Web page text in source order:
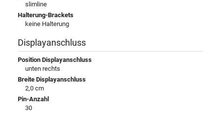
slimline
Halterung-Brackets
keine Halterung
Displayanschluss
Position Displayanschluss
unten rechts
Breite Displayanschluss
2,0 cm
Pin-Anzahl
30